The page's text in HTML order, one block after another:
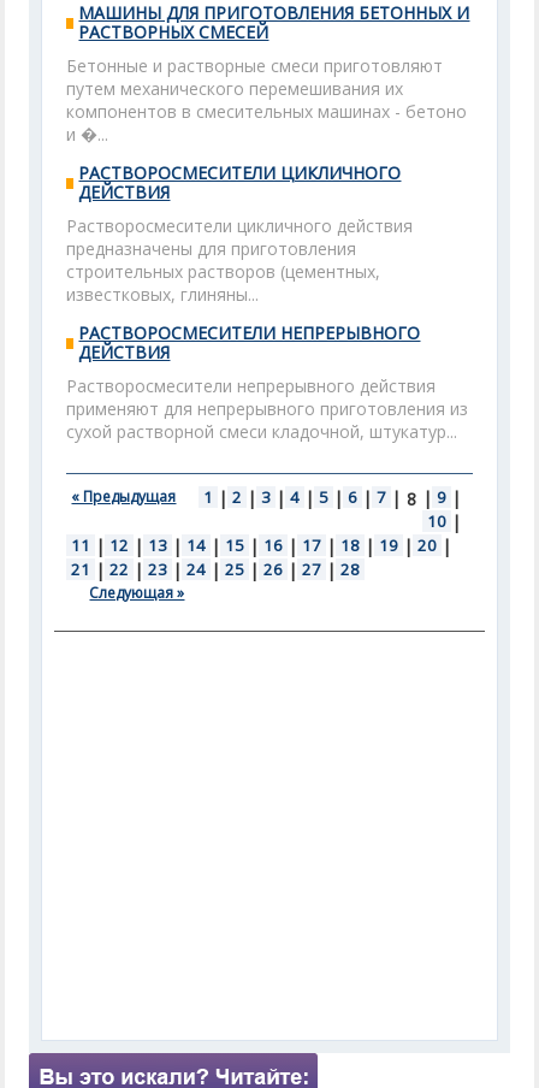
МАШИНЫ ДЛЯ ПРИГОТОВЛЕНИЯ БЕТОННЫХ И
РАСТВОРНЫХ СМЕСЕЙ
Бетонные и растворные смеси приготовляют
путем механического перемешивания их
компонентов в смесительных машинах - бетоно
и �...
РАСТВОРОСМЕСИТЕЛИ ЦИКЛИЧНОГО
ДЕЙСТВИЯ
Растворосмесители цикличного действия
предназначены для приготовления
строительных растворов (цементных,
известковых, глиняны...
РАСТВОРОСМЕСИТЕЛИ НЕПРЕРЫВНОГО
ДЕЙСТВИЯ
Растворосмесители непрерывного действия
применяют для непрерывного приготовления из
сухой растворной смеси кладочной, штукатур...
« Предыдущая 1 | 2 | 3 | 4 | 5 | 6 | 7 | 8 | 9 |
10 |
11 | 12 | 13 | 14 | 15 | 16 | 17 | 18 | 19 | 20 |
21 | 22 | 23 | 24 | 25 | 26 | 27 | 28
Следующая »